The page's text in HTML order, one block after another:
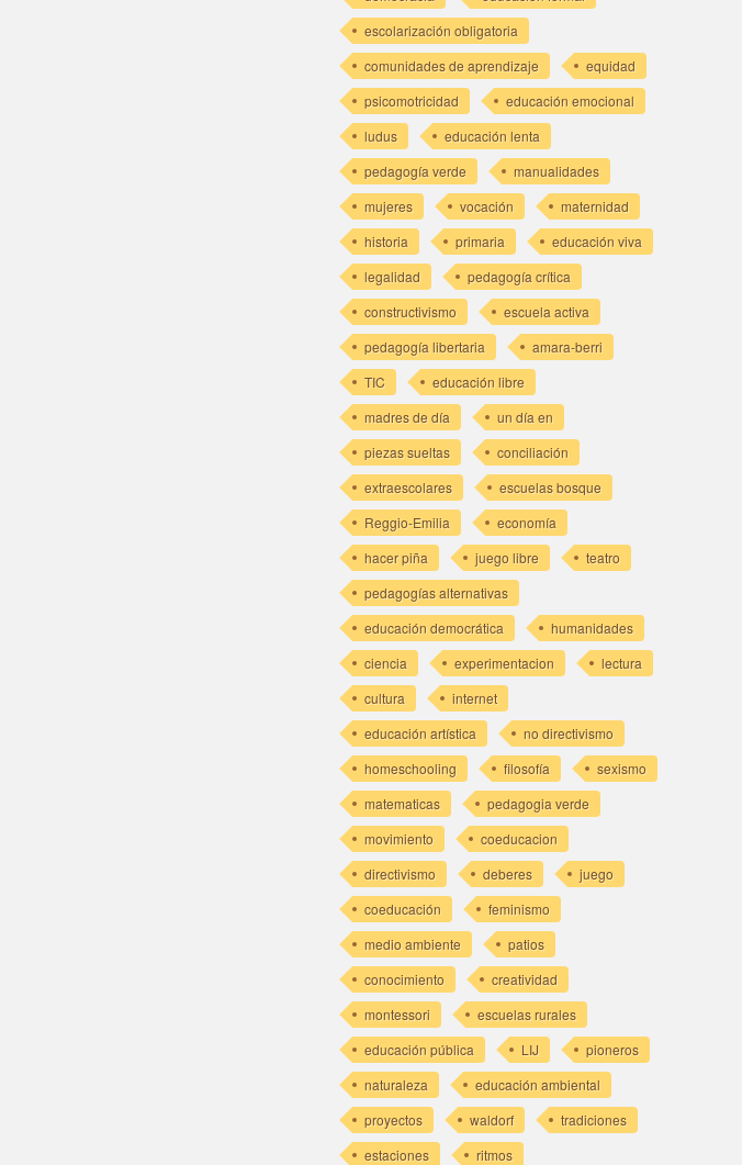
escolarización obligatoria
comunidades de aprendizaje
equidad
psicomotricidad
educación emocional
ludus
educación lenta
pedagogía verde
manualidades
mujeres
vocación
maternidad
historia
primaria
educación viva
legalidad
pedagogía crítica
constructivismo
escuela activa
pedagogía libertaria
amara-berri
TIC
educación libre
madres de día
un día en
piezas sueltas
conciliación
extraescolares
escuelas bosque
Reggio-Emilia
economía
hacer piña
juego libre
teatro
pedagogías alternativas
educación democrática
humanidades
ciencia
experimentacion
lectura
cultura
internet
educación artística
no directivismo
homeschooling
filosofía
sexismo
matematicas
pedagogia verde
movimiento
coeducacion
directivismo
deberes
juego
coeducación
feminismo
medio ambiente
patios
conocimiento
creatividad
montessori
escuelas rurales
educación pública
LIJ
pioneros
naturaleza
educación ambiental
proyectos
waldorf
tradiciones
estaciones
ritmos